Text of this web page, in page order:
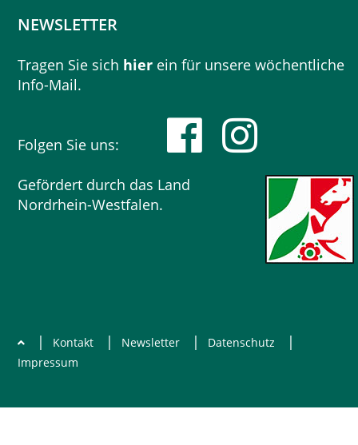
NEWSLETTER
Tragen Sie sich hier ein für unsere wöchentliche
Info-Mail.
Folgen Sie uns:
Gefördert durch das Land
Nordrhein-Westfalen.
| Kontakt | Newsletter | Datenschutz |
Impressum